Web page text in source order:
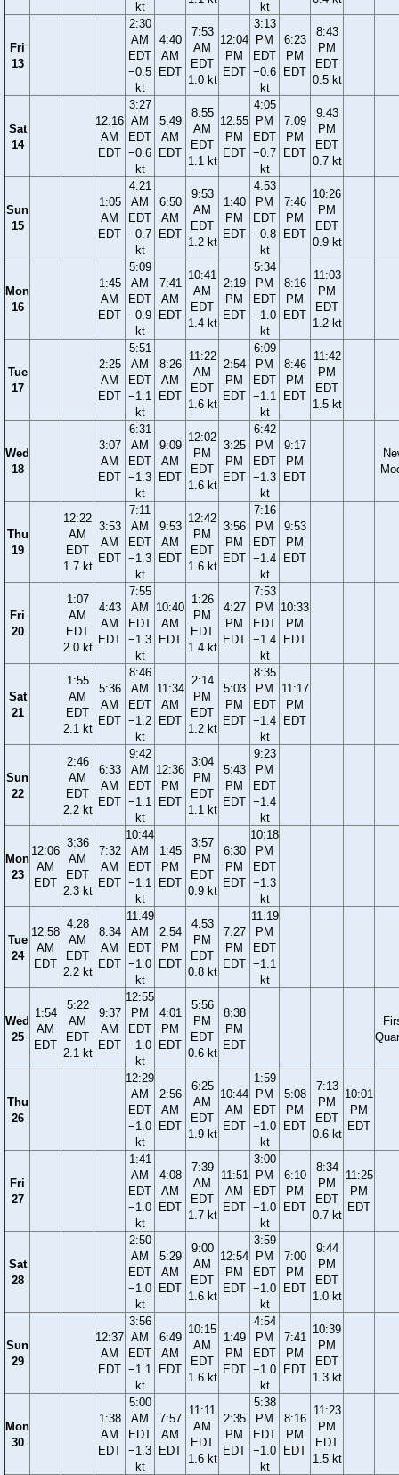
kt kt
Fri
13
2:30
AM
EDT
−0.5
kt
4:40
AM
EDT
7:53
AM
EDT
1.0 kt
12:04
PM
EDT
3:13
PM
EDT
−0.6
kt
6:23
PM
EDT
8:43
PM
EDT
0.5 kt
Sat
14
12:16
AM
EDT
3:27
AM
EDT
−0.6
kt
5:49
AM
EDT
8:55
AM
EDT
1.1 kt
12:55
PM
EDT
4:05
PM
EDT
−0.7
kt
7:09
PM
EDT
9:43
PM
EDT
0.7 kt
Sun
15
1:05
AM
EDT
4:21
AM
EDT
−0.7
kt
6:50
AM
EDT
9:53
AM
EDT
1.2 kt
1:40
PM
EDT
4:53
PM
EDT
−0.8
kt
7:46
PM
EDT
10:26
PM
EDT
0.9 kt
Mon
16
1:45
AM
EDT
5:09
AM
EDT
−0.9
kt
7:41
AM
EDT
10:41
AM
EDT
1.4 kt
2:19
PM
EDT
5:34
PM
EDT
−1.0
kt
8:16
PM
EDT
11:03
PM
EDT
1.2 kt
Tue
17
2:25
AM
EDT
5:51
AM
EDT
−1.1
kt
8:26
AM
EDT
11:22
AM
EDT
1.6 kt
2:54
PM
EDT
6:09
PM
EDT
−1.1
kt
8:46
PM
EDT
11:42
PM
EDT
1.5 kt
Wed
18
3:07
AM
EDT
6:31
AM
EDT
−1.3
kt
9:09
AM
EDT
12:02
PM
EDT
1.6 kt
3:25
PM
EDT
6:42
PM
EDT
−1.3
kt
9:17
PM
EDT
Thu
19
12:22
AM
EDT
1.7 kt
3:53
AM
EDT
7:11
AM
EDT
−1.3
kt
9:53
AM
EDT
12:42
PM
EDT
1.6 kt
3:56
PM
EDT
7:16
PM
EDT
−1.4
kt
9:53
PM
EDT
Fri
20
1:07
AM
EDT
2.0 kt
4:43
AM
EDT
7:55
AM
EDT
−1.3
kt
10:40
AM
EDT
1:26
PM
EDT
1.4 kt
4:27
PM
EDT
7:53
PM
EDT
−1.4
kt
10:33
PM
EDT
Sat
21
1:55
AM
EDT
2.1 kt
5:36
AM
EDT
8:46
AM
EDT
−1.2
kt
11:34
AM
EDT
2:14
PM
EDT
1.2 kt
5:03
PM
EDT
8:35
PM
EDT
−1.4
kt
11:17
PM
EDT
Sun
22
2:46
AM
EDT
2.2 kt
6:33
AM
EDT
9:42
AM
EDT
−1.1
kt
12:36
PM
EDT
3:04
PM
EDT
1.1 kt
5:43
PM
EDT
9:23
PM
EDT
−1.4
kt
Mon
23
12:06
AM
EDT
3:36
AM
EDT
2.3 kt
7:32
AM
EDT
10:44
AM
EDT
−1.1
kt
1:45
PM
EDT
3:57
PM
EDT
0.9 kt
6:30
PM
EDT
10:18
PM
EDT
−1.3
kt
Tue
24
12:58
AM
EDT
4:28
AM
EDT
2.2 kt
8:34
AM
EDT
11:49
AM
EDT
−1.0
kt
2:54
PM
EDT
4:53
PM
EDT
0.8 kt
7:27
PM
EDT
11:19
PM
EDT
−1.1
kt
Wed
25
1:54
AM
EDT
5:22
AM
EDT
2.1 kt
9:37
AM
EDT
12:55
PM
EDT
−1.0
kt
4:01
PM
EDT
5:56
PM
EDT
0.6 kt
8:38
PM
EDT
Thu
26
12:29
AM
EDT
−1.0
kt
2:56
AM
EDT
6:25
AM
EDT
1.9 kt
10:44
AM
EDT
1:59
PM
EDT
−1.0
kt
5:08
PM
EDT
7:13
PM
EDT
0.6 kt
10:01
PM
EDT
Fri
27
1:41
AM
EDT
−1.0
kt
4:08
AM
EDT
7:39
AM
EDT
1.7 kt
11:51
AM
EDT
3:00
PM
EDT
−1.0
kt
6:10
PM
EDT
8:34
PM
EDT
0.7 kt
11:25
PM
EDT
Sat
28
2:50
AM
EDT
−1.0
kt
5:29
AM
EDT
9:00
AM
EDT
1.6 kt
12:54
PM
EDT
3:59
PM
EDT
−1.0
kt
7:00
PM
EDT
9:44
PM
EDT
1.0 kt
Sun
29
12:37
AM
EDT
3:56
AM
EDT
−1.1
kt
6:49
AM
EDT
10:15
AM
EDT
1.6 kt
1:49
PM
EDT
4:54
PM
EDT
−1.0
kt
7:41
PM
EDT
10:39
PM
EDT
1.3 kt
Mon
30
1:38
AM
EDT
5:00
AM
EDT
−1.3
kt
7:57
AM
EDT
11:11
AM
EDT
1.6 kt
2:35
PM
EDT
5:38
PM
EDT
−1.0
kt
8:16
PM
EDT
11:23
PM
EDT
1.5 kt